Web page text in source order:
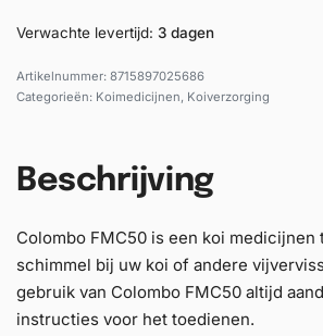
Verwachte levertijd: 3 dagen
8715897025686
Categorieën: Koimedicijnen, Koiverzorging
Beschrijving
Colombo FMC50 is een koi
schimmel bij uw koi of andere
gebruik van Colombo FMC50 altijd
instructies voor het toedienen.